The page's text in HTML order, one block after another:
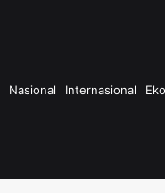
Nasional Internasional